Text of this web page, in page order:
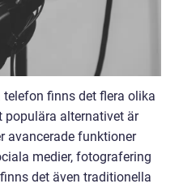
finns det flera olika
populära alternativet är
avancerade funktioner
medier, fotografering
det även traditionella